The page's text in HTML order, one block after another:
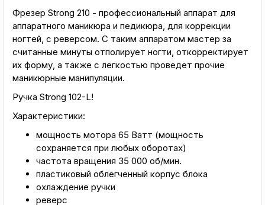
Фрезер Strong 210 - профессиональный аппарат для
аппаратного маникюра и педикюра, для коррекции
ногтей, с реверсом. С таким аппаратом мастер за
считанные минуты отполирует ногти, откорректирует
их форму, а также с легкостью проведет прочие
маникюрные манипуляции.
Ручка Strong 102-L!
Характеристики:
мощность мотора 65 Ватт (мощность
сохраняется при любых оборотах)
частота вращения 35 000 об/мин.
пластиковый облегченный корпус блока
охлаждение ручки
реверс